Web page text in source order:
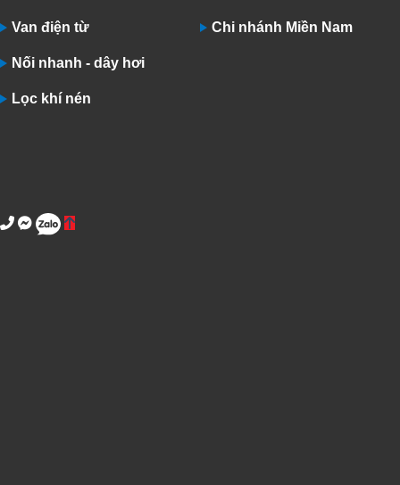
Van điện từ
Nối nhanh - dây hơi
Lọc khí nén
Chi nhánh Miền Nam